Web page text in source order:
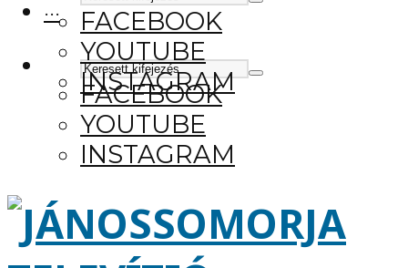
FACEBOOK
YOUTUBE
INSTAGRAM
···
FACEBOOK
YOUTUBE
INSTAGRAM